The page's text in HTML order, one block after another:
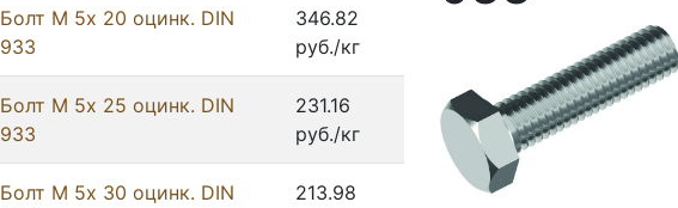
Болт М 5х 20 оцинк. DIN
933
346.82
руб./кг
Болт М 5х 25 оцинк. DIN
933
231.16
руб./кг
Болт М 5х 30 оцинк. DIN
213.98